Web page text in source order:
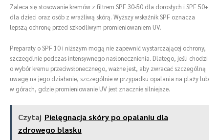
Zaleca się stosowanie kremów z filtrem SPF 30-50 dla dorosłych i SPF 50+
dla dzieci oraz osób z wrażliwą skórą. Wyższy wskaźnik SPF oznacza
lepszą ochronę przed szkodliwym promieniowaniem UV.
Preparaty o SPF 10 i niższym mogą nie zapewnić wystarczającej ochrony,
szczególnie podczas intensywnego nasłonecznienia. Dlatego, jeśli chodzi
o wybór kremu przeciwsłonecznego, ważne jest, aby zwracać szczególną
uwagę na jego działanie, szczególnie w przypadku opalania na plaży lub
w górach, gdzie promieniowanie UV jest znacznie silniejsze.
Czytaj Pielęgnacja skóry po opalaniu dla
zdrowego blasku